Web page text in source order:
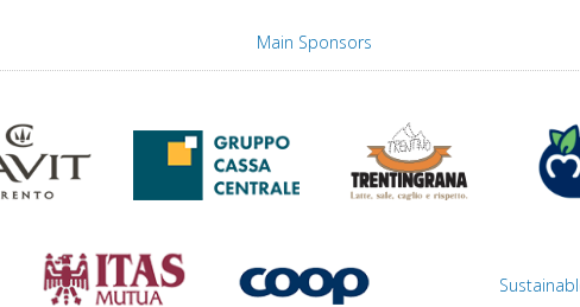
Main Sponsors